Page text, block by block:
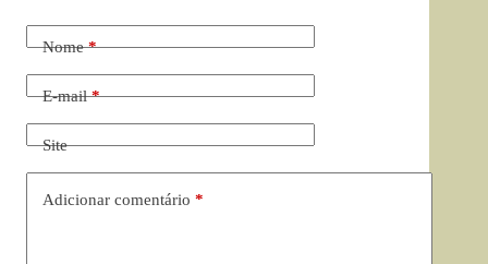
Nome*
E-mail*
Site
Adicionar comentário *